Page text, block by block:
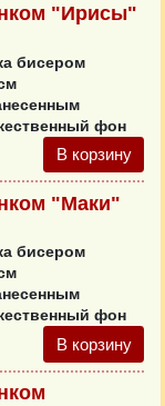
"Ирисы"
бисером
фон
В корзину
"Маки"
бисером
фон
В корзину